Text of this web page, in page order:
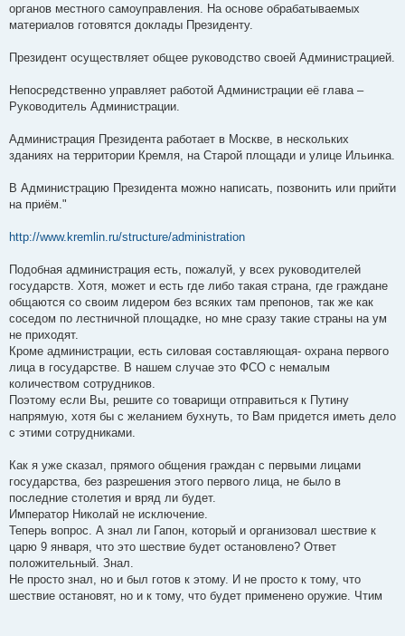
органов местного самоуправления. На основе обрабатываемых
материалов готовятся доклады Президенту.
Президент осуществляет общее руководство своей Администрацией.
Непосредственно управляет работой Администрации её глава –
Руководитель Администрации.
Администрация Президента работает в Москве, в нескольких
зданиях на территории Кремля, на Старой площади и улице Ильинка.
В Администрацию Президента можно написать, позвонить или прийти
на приём."
http://www.kremlin.ru/structure/administration
Подобная администрация есть, пожалуй, у всех руководителей
государств. Хотя, может и есть где либо такая страна, где граждане
общаются со своим лидером без всяких там препонов, так же как
соседом по лестничной площадке, но мне сразу такие страны на ум
не приходят.
Кроме администрации, есть силовая составляющая- охрана первого
лица в государстве. В нашем случае это ФСО с немалым
количеством сотрудников.
Поэтому если Вы, решите со товарищи отправиться к Путину
напрямую, хотя бы с желанием бухнуть, то Вам придется иметь дело
с этими сотрудниками.
Как я уже сказал, прямого общения граждан с первыми лицами
государства, без разрешения этого первого лица, не было в
последние столетия и вряд ли будет.
Император Николай не исключение.
Теперь вопрос. А знал ли Гапон, который и организовал шествие к
царю 9 января, что это шествие будет остановлено? Ответ
положительный. Знал.
Не просто знал, но и был готов к этому. И не просто к тому, что
шествие остановят, но и к тому, что будет применено оружие. Чтим